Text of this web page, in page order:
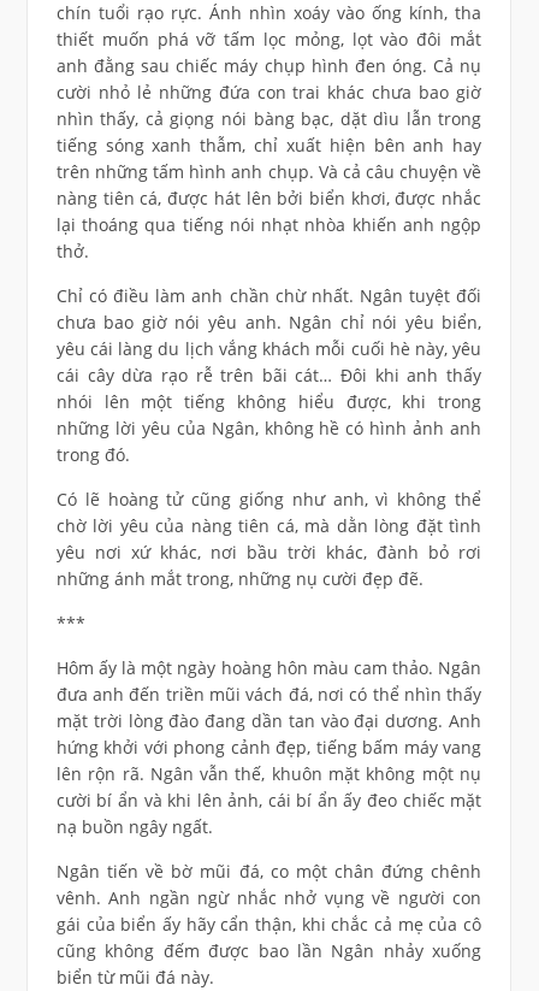
chín tuổi rạo rực. Ánh nhìn xoáy vào ống kính, tha
thiết muốn phá vỡ tấm lọc mỏng, lọt vào đôi mắt
anh đằng sau chiếc máy chụp hình đen óng. Cả nụ
cười nhỏ lẻ những đứa con trai khác chưa bao giờ
nhìn thấy, cả giọng nói bàng bạc, dặt dìu lẫn trong
tiếng sóng xanh thẫm, chỉ xuất hiện bên anh hay
trên những tấm hình anh chụp. Và cả câu chuyện về
nàng tiên cá, được hát lên bởi biển khơi, được nhắc
lại thoáng qua tiếng nói nhạt nhòa khiến anh ngộp
thở.
Chỉ có điều làm anh chần chừ nhất. Ngân tuyệt đối
chưa bao giờ nói yêu anh. Ngân chỉ nói yêu biển,
yêu cái làng du lịch vắng khách mỗi cuối hè này, yêu
cái cây dừa rạo rễ trên bãi cát… Đôi khi anh thấy
nhói lên một tiếng không hiểu được, khi trong
những lời yêu của Ngân, không hề có hình ảnh anh
trong đó.
Có lẽ hoàng tử cũng giống như anh, vì không thể
chờ lời yêu của nàng tiên cá, mà dằn lòng đặt tình
yêu nơi xứ khác, nơi bầu trời khác, đành bỏ rơi
những ánh mắt trong, những nụ cười đẹp đẽ.
***
Hôm ấy là một ngày hoàng hôn màu cam thảo. Ngân
đưa anh đến triền mũi vách đá, nơi có thể nhìn thấy
mặt trời lòng đào đang dần tan vào đại dương. Anh
hứng khởi với phong cảnh đẹp, tiếng bấm máy vang
lên rộn rã. Ngân vẫn thế, khuôn mặt không một nụ
cười bí ẩn và khi lên ảnh, cái bí ẩn ấy đeo chiếc mặt
nạ buồn ngây ngất.
Ngân tiến về bờ mũi đá, co một chân đứng chênh
vênh. Anh ngần ngừ nhắc nhở vụng về người con
gái của biển ấy hãy cẩn thận, khi chắc cả mẹ của cô
cũng không đếm được bao lần Ngân nhảy xuống
biển từ mũi đá này.